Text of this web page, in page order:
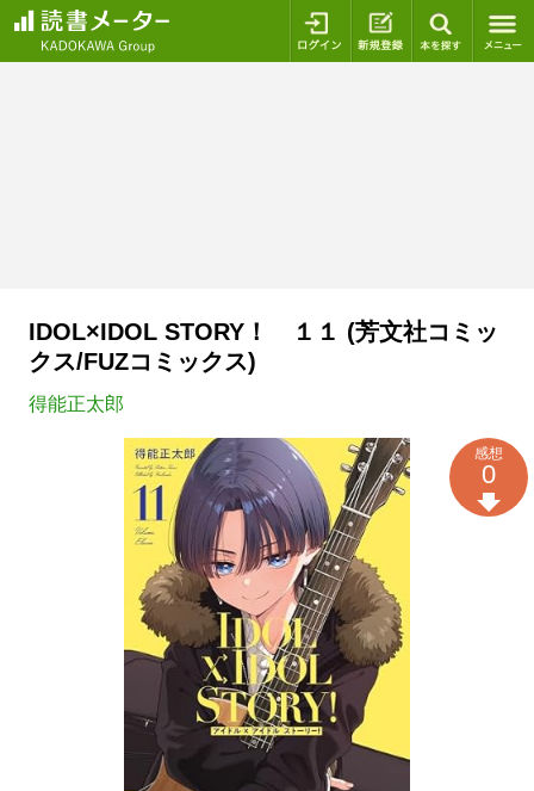
ログイン 新規登録
IDOL×IDOL STORY！ １１ (芳文社コミッ
クス/FUZコミックス)
得能正太郎
感想
0